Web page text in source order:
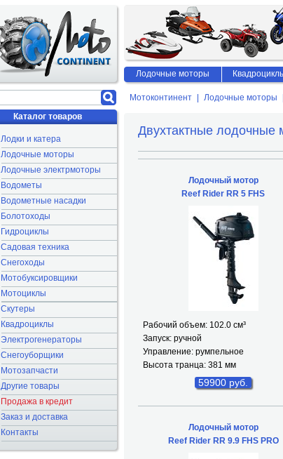
Мотоконтинент Лодочные моторы
Двухтактные лодочные
Лодочный мотор
Reef Rider RR 5 FHS
Рабочий объем: 102.0 см³
Запуск: ручной
Управление: румпельное
Высота транца: 381 мм
59900 руб.
Лодочный мотор
Reef Rider RR 9.9 FHS PRO
Каталог товаров
Лодки и катера
Лодочные моторы
Лодочные электрмоторы
Водометы
Водометные насадки
Болотоходы
Гидроциклы
Садовая техника
Снегоходы
Мотобуксировщики
Мотоциклы
Скутеры
Квадроциклы
Электрогенераторы
Снегоуборщики
Мотозапчасти
Другие товары
Продажа в кредит
Заказ и доставка
Контакты
Лодочные моторы